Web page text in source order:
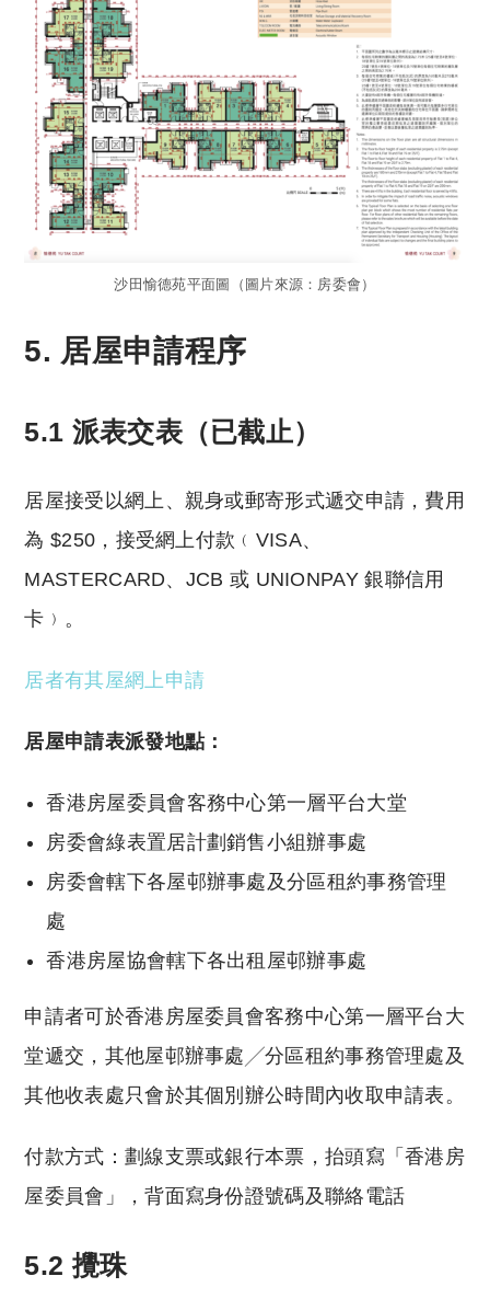
沙田愉德苑平面圖（圖片來源：房委會）
5. 居屋申請程序
5.1 派表交表（已截止）
居屋接受以網上、親身或郵寄形式遞交申請，費用
為 $250，接受網上付款﹙VISA、
MASTERCARD、JCB 或 UNIONPAY 銀聯信用
卡﹚。
居者有其屋網上申請
居屋申請表派發地點：
香港房屋委員會客務中心第一層平台大堂
房委會綠表置居計劃銷售小組辦事處
房委會轄下各屋邨辦事處及分區租約事務管理
處
香港房屋協會轄下各出租屋邨辦事處
申請者可於香港房屋委員會客務中心第一層平台大
堂遞交，其他屋邨辦事處╱分區租約事務管理處及
其他收表處只會於其個別辦公時間內收取申請表。
付款方式：劃線支票或銀行本票，抬頭寫「香港房
屋委員會」，背面寫身份證號碼及聯絡電話
5.2 攪珠